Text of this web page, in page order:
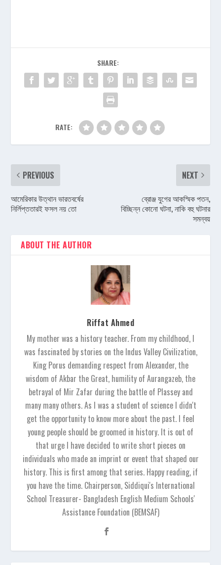
SHARE:
RATE:
PREVIOUS
আমেরিকার উত্থান ভারতবর্ষের
নির্লিপ্ততারই ফসল নয় তো
NEXT
ব্রোঞ্জ যুগের আকস্মিক পতন,
বিচ্ছিন্ন কোনো ঘটনা, নাকি বহু ঘটনার
সমন্বয়
ABOUT THE AUTHOR
Riffat Ahmed
My mother was a history teacher. From my childhood, I
was fascinated by stories on the Indus Valley Civilization,
King Porus demanding respect from Alexander, the
wisdom of Akbar the Great, humility of Aurangazeb, the
betrayal of Mir Zafar during the battle of Plassey and
many many others. As I was a student of science I didn't
get the opportunity to know more about the past. I feel
young people should be groomed in history. It is out of
that urge I have decided to write short pieces on
individuals who made an imprint or event that shaped our
history. This is first among that series. Happy reading, if
you have the time. Chairperson, Siddiqui's International
School Treasurer- Bangladesh English Medium Schools'
Assistance Foundation (BEMSAF)